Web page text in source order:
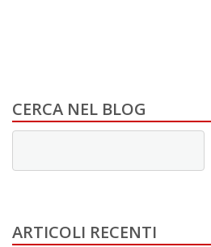
CERCA NEL BLOG
ricerca
ARTICOLI RECENTI